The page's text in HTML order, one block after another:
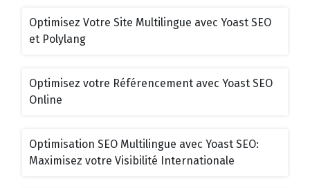
Optimisez Votre Site Multilingue avec Yoast SEO
et Polylang
Optimisez votre Référencement avec Yoast SEO
Online
Optimisation SEO Multilingue avec Yoast SEO:
Maximisez votre Visibilité Internationale